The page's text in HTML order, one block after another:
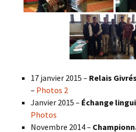
17 janvier 2015 – Relais Givrés
– Photos 2
Janvier 2015 – Échange
Photos
Novembre 2014 –